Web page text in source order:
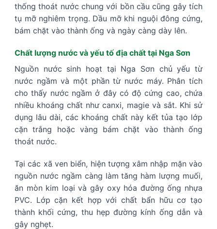
thống thoát nước chung với bồn cầu cũng gây tích
tụ mỡ nghiêm trọng. Dầu mỡ khi nguội đông cứng,
bám chặt vào thành ống và ngày càng dày lên.
Chất lượng nước và yếu tố địa chất tại Nga Sơn
Nguồn nước sinh hoạt tại Nga Sơn chủ yếu từ
nước ngầm và một phần từ nước máy. Phân tích
cho thấy nước ngầm ở đây có độ cứng cao, chứa
nhiều khoáng chất như canxi, magie và sắt. Khi sử
dụng lâu dài, các khoáng chất này kết tủa tạo lớp
cặn trắng hoặc vàng bám chặt vào thành ống
thoát nước.
Tại các xã ven biển, hiện tượng xâm nhập mặn vào
nguồn nước ngầm càng làm tăng hàm lượng muối,
ăn mòn kim loại và gây oxy hóa đường ống nhựa
PVC. Lớp cặn kết hợp với chất bẩn hữu cơ tạo
thành khối cứng, thu hẹp đường kính ống dẫn và
gây nghẹt.